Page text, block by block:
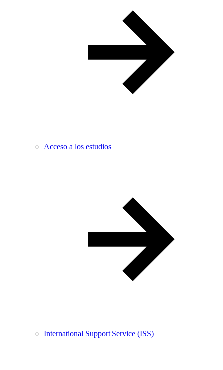
Acceso a los estudios
International Support Service (ISS)